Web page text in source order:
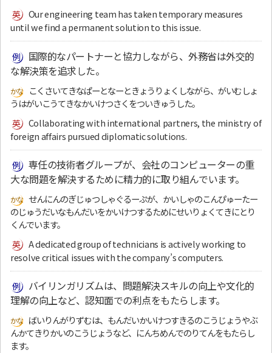
Our engineering team has taken temporary measures
until we find a permanent solution to this issue.
国際的なパートナーと協力しながら、外務省は外交的
な解決策を追求した。
こくさいてきなぱーとなーときょうりょくしながら、がいむしょ
うはがいこうてきなかいけつさくをついきゅうした。
Collaborating with international partners, the ministry of
foreign affairs pursued diplomatic solutions.
専任の技術者グループが、会社のコンピューターの重
大な問題を解決するために精力的に取り組んでいます。
せんにんのぎじゅつしゃぐるーぷが、かいしゃのこんぴゅーたー
のじゅうだいなもんだいをかいけつするためにせいりょくてきにとり
くんでいます。
A dedicated group of technicians is actively working to
resolve critical issues with the company’s computers.
バイリンガリズムは、問題解決スキルの向上や文化的
理解の向上など、認知面での利点をもたらします。
ばいりんがりずむは、もんだいかいけつすきるのこうじょうやぶ
んかてきりかいのこうじょうなど、にんちめんでのりてんをもたらし
ます。